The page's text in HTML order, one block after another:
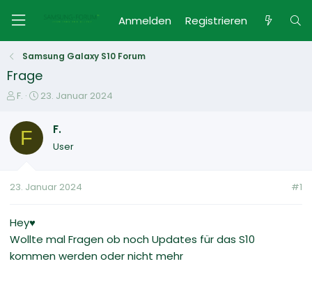
Anmelden Registrieren
Samsung Galaxy S10 Forum
Frage
E
s
e
e
F.
E
t
e
t
23. Januar 2024
F F.
User
23. Januar 2024 #1
Hey♥︎
Wollte mal Fragen ob noch Updates für das S10
kommen werden oder nicht mehr